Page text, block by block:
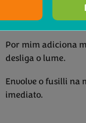
Adiciona os Bimi
uns 2 ou 3 minutos.
Por mim adiciona
desliga o lume.
Envolve o fusilli na
imediato.